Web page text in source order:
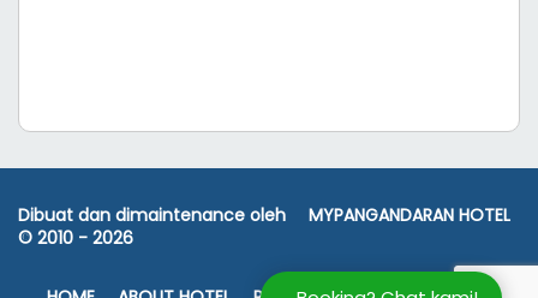
Dibuat dan dimaintenance oleh
MYPANGANDARAN HOTEL
© 2010 - 2026